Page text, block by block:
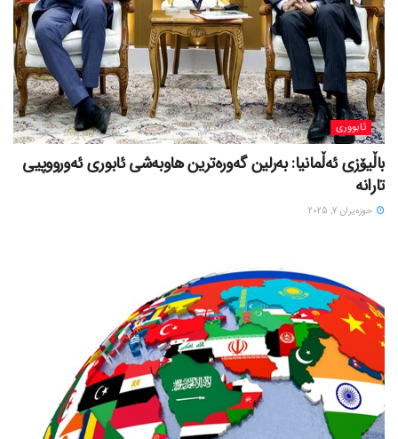
ئابووری
باڵیۆزی ئەڵمانیا: بەرلین گەورەترین هاوبەشی ئابوری ئەورووپیی
تارانە
حوزه‌یران 7, 2025